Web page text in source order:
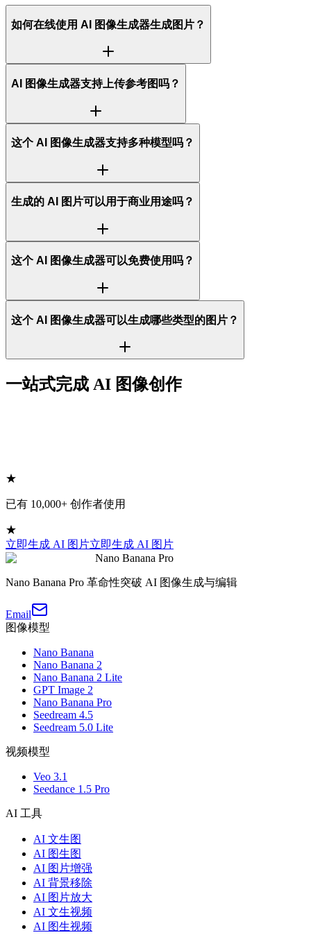
如何在线使用 AI 图像生成器生成图片？
AI 图像生成器支持上传参考图吗？
这个 AI 图像生成器支持多种模型吗？
生成的 AI 图片可以用于商业用途吗？
这个 AI 图像生成器可以免费使用吗？
这个 AI 图像生成器可以生成哪些类型的图片？
一站式完成 AI 图像创作
★
已有 10,000+ 创作者使用
★
立即生成 AI 图片立即生成 AI 图片
Nano Banana Pro
Nano Banana Pro 革命性突破 AI 图像生成与编辑
Email
图像模型
Nano Banana
Nano Banana 2
Nano Banana 2 Lite
GPT Image 2
Nano Banana Pro
Seedream 4.5
Seedream 5.0 Lite
视频模型
Veo 3.1
Seedance 1.5 Pro
AI 工具
AI 文生图
AI 图生图
AI 图片增强
AI 背景移除
AI 图片放大
AI 文生视频
AI 图生视频